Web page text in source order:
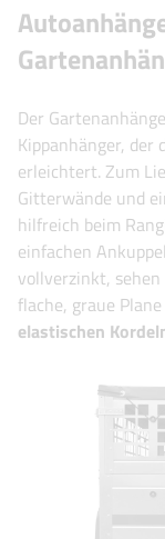
Der
Kippanhänger,
erleichtert. Zum
Gitterwände und
hilfreich beim
einfachen
vollverzinkt,
flache, graue
elastischen